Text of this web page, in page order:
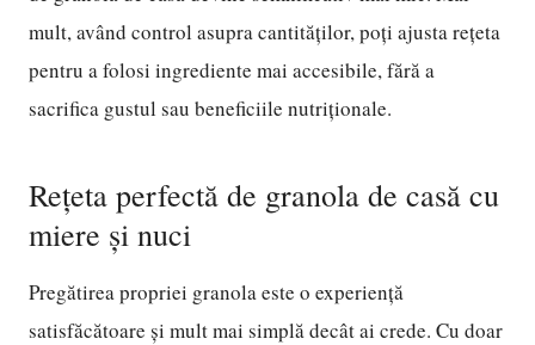
mult, având control asupra cantităților, poți ajusta rețeta
pentru a folosi ingrediente mai accesibile, fără a
sacrifica gustul sau beneficiile nutriționale.
Rețeta perfectă de granola de casă cu
miere și nuci
Pregătirea propriei granola este o experiență
satisfăcătoare și mult mai simplă decât ai crede. Cu doar